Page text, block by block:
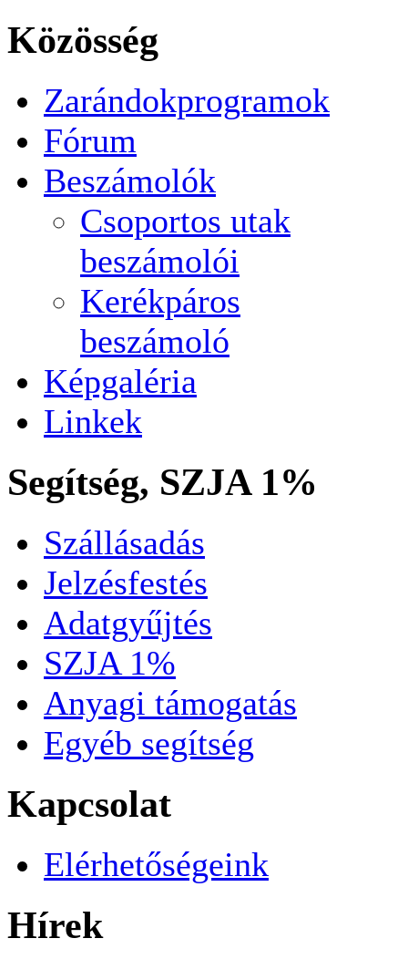
Közösség
Zarándokprogramok
Fórum
Beszámolók
Csoportos utak
beszámolói
Kerékpáros
beszámoló
Képgaléria
Linkek
Segítség, SZJA 1%
Szállásadás
Jelzésfestés
Adatgyűjtés
SZJA 1%
Anyagi támogatás
Egyéb segítség
Kapcsolat
Elérhetőségeink
Hírek